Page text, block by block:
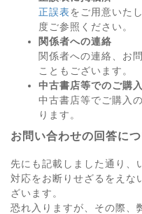
正誤表をご用意いた
度ご参照ください。
関係者への連絡
関係者への連絡、お
こともございます。
中古書店等でのご購入
中古書店等でご購入
ります。
お問い合わせの回答に
先にも記載しました通り、
対応をお断りせざるをえな
ざいます。
恐れ入りますが、その際、